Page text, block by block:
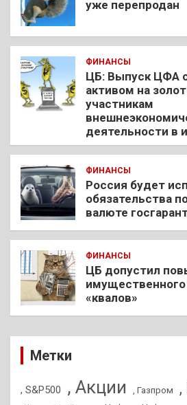
уже перепродан
ФИНАНСЫ
ЦБ: Выпуск ЦФА
активом на
участникам
деятельности в
ФИНАНСЫ
Россия будет
обязательства
валюте
ФИНАНСЫ
ЦБ допустил
«квалов»
Метки
, S&P500 , Акции , Газпром